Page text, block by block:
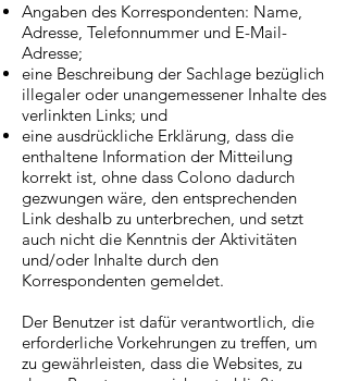
Angaben des Korrespondenten: Name,
Adresse, Telefonnummer und E-Mail-
Adresse;
eine Beschreibung der Sachlage bezüglich
illegaler oder unangemessener Inhalte des
verlinkten Links; und
eine ausdrückliche Erklärung, dass die
enthaltene Information der Mitteilung
korrekt ist, ohne dass Colono dadurch
gezwungen wäre, den entsprechenden
Link deshalb zu unterbrechen, und setzt
auch nicht die Kenntnis der Aktivitäten
und/oder Inhalte durch den
Korrespondenten gemeldet.
Der Benutzer ist dafür verantwortlich, die
erforderliche Vorkehrungen zu treffen, um
zu gewährleisten, dass die Websites, zu